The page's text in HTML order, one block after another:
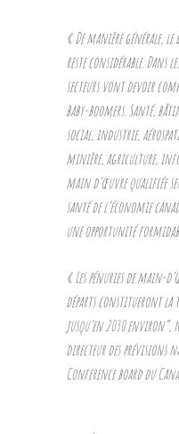
« De manière générale,
reste considérable. Dans
secteurs vont devoir
baby-boomers. Santé,
social, industrie,
minière, agriculture,
main d’œuvre qualifiée
santé de l’économie
une opportunité
« Les pénuries de main-
départs constitueront la
jusqu’en 2030 environ”,
directeur des prévisions
Conference board du